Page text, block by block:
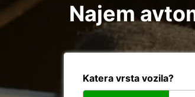
Najem
Katera vrsta vozila?